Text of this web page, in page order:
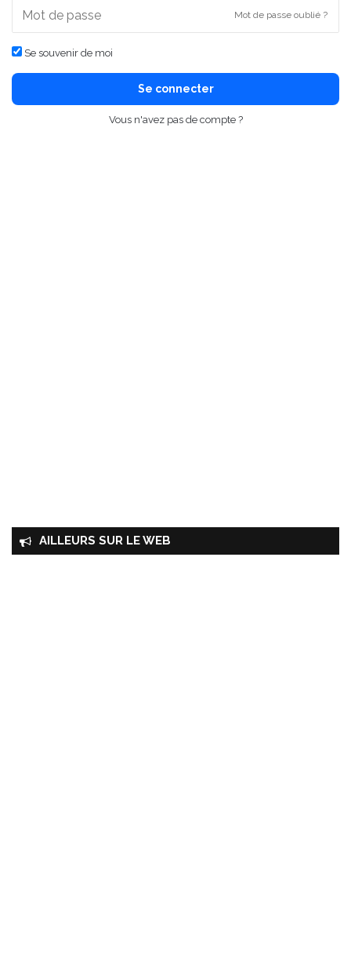
Mot de passe oublié ?
Se souvenir de moi
Se connecter
Vous n'avez pas de compte ?
AILLEURS SUR LE WEB